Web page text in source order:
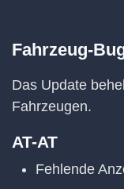
Fahrzeug-
Das Update
Fahrzeugen.
AT-AT
Fehlende